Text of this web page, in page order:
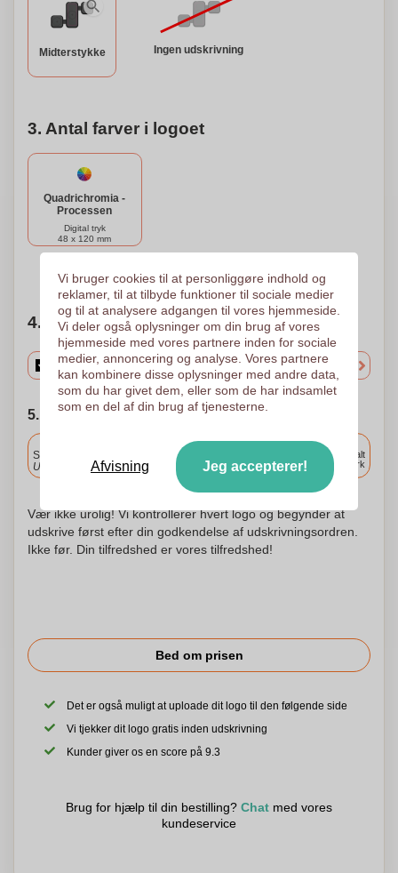
Midterstykke Ingen udskrivning
3. Antal farver i logoet
Quadrichromia -
Processen
Digital tryk
48 x 120 mm
Brug for hjælp? Hjælp mig med at vælge
4. Vælg mængden
5. Vælg forsendelsesdato
Inkluderet
Standard levering
Upload og godkend dine filer i morgen før 9:30.
Levering overalt
i Danmark
Vær ikke urolig! Vi kontrollerer hvert logo og begynder at
udskrive først efter din godkendelse af udskrivningsordren.
Ikke før. Din tilfredshed er vores tilfredshed!
Bed om prisen
Det er også muligt at uploade dit logo til den følgende side
Vi tjekker dit logo gratis inden udskrivning
Kunder giver os en score på 9.3
Brug for hjælp til din bestilling? Chat med vores
kundeservice
Vi bruger cookies til at personliggøre indhold og
reklamer, til at tilbyde funktioner til sociale medier
og til at analysere adgangen til vores hjemmeside.
Vi deler også oplysninger om din brug af vores
hjemmeside med vores partnere inden for sociale
medier, annoncering og analyse. Vores partnere
kan kombinere disse oplysninger med andre data,
som du har givet dem, eller som de har indsamlet
som en del af din brug af tjenesterne.
Afvisning Jeg accepterer!